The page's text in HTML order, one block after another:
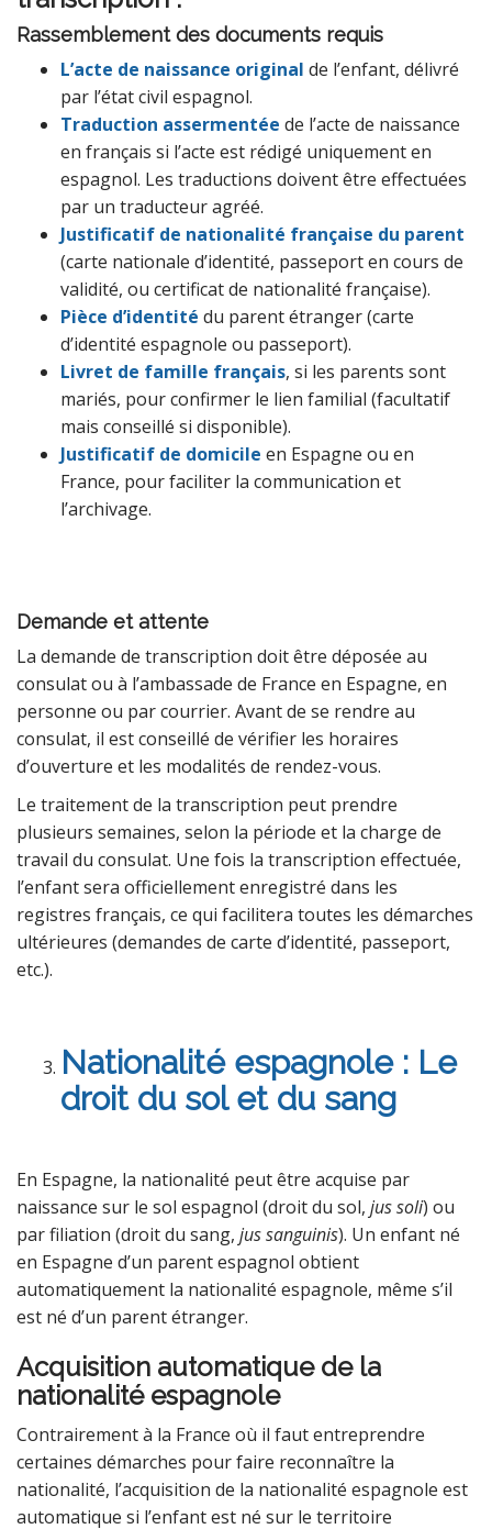
Rassemblement des documents requis
L’acte de naissance original de l’enfant, délivré
par l’état civil espagnol.
Traduction assermentée de l’acte de naissance
en français si l’acte est rédigé uniquement en
espagnol. Les traductions doivent être effectuées
par un traducteur agréé.
Justificatif de nationalité française du parent
(carte nationale d’identité, passeport en cours de
validité, ou certificat de nationalité française).
Pièce d’identité du parent étranger (carte
d’identité espagnole ou passeport).
Livret de famille français, si les parents sont
mariés, pour confirmer le lien familial (facultatif
mais conseillé si disponible).
Justificatif de domicile en Espagne ou en
France, pour faciliter la communication et
l’archivage.
Demande et attente
La demande de transcription doit être déposée au
consulat ou à l’ambassade de France en Espagne, en
personne ou par courrier. Avant de se rendre au
consulat, il est conseillé de vérifier les horaires
d’ouverture et les modalités de rendez-vous.
Le traitement de la transcription peut prendre
plusieurs semaines, selon la période et la charge de
travail du consulat. Une fois la transcription effectuée,
l’enfant sera officiellement enregistré dans les
registres français, ce qui facilitera toutes les démarches
ultérieures (demandes de carte d’identité, passeport,
etc.).
Nationalité espagnole : Le
droit du sol et du sang
En Espagne, la nationalité peut être acquise par
naissance sur le sol espagnol (droit du sol, jus soli) ou
par filiation (droit du sang, jus sanguinis). Un enfant né
en Espagne d’un parent espagnol obtient
automatiquement la nationalité espagnole, même s’il
est né d’un parent étranger.
Acquisition automatique de la
nationalité espagnole
Contrairement à la France où il faut entreprendre
certaines démarches pour faire reconnaître la
nationalité, l’acquisition de la nationalité espagnole est
automatique si l’enfant est né sur le territoire